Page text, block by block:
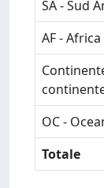
SA - Sud
AF - Africa
OC -
Totale